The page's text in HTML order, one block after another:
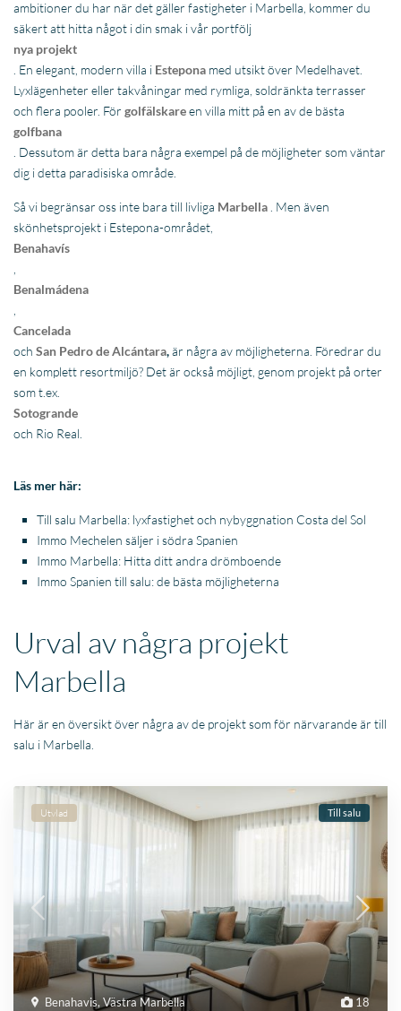
ambitioner du har när det gäller fastigheter i Marbella, kommer du
säkert att hitta något i din smak i vår portfölj
nya projekt
. En elegant, modern villa i Estepona med utsikt över Medelhavet.
Lyxlägenheter eller takvåningar med rymliga, soldränkta terrasser
och flera pooler. Förgolfälskareen villa mitt på en av de bästa
golfbana
. Dessutom är detta bara några exempel på de möjligheter som väntar
dig i detta paradisiska område.
Så vi begränsar oss inte bara till livliga Marbella . Men även
skönhetsprojekt i Estepona-området,
Benahavís
Benalmádena
Cancelada
ochSan Pedro de Alcántara,är några av möjligheterna. Föredrar du
en komplett resortmiljö? Det är också möjligt, genom projekt på orter
som t.ex.
Sotogrande
och Rio Real.
Läs mer här:
Till salu Marbella: lyxfastighet och nybyggnation Costa del Sol
Immo Mechelen säljer i södra Spanien
Immo Marbella: Hitta ditt andra drömboende
Immo Spanien till salu: de bästa möjligheterna
Urval av några projekt
Marbella
Här är en översikt över några av de projekt som för närvarande är till
salu i Marbella.
18
Benahavis,Västra Marbella
Utvlad Till salu